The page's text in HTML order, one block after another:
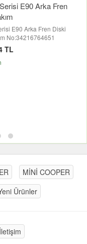
E90 Arka Fren
E90 Arka Fren Diski
No:34216764651
TL
MİNİ COOPER
Ürünler
İletişim